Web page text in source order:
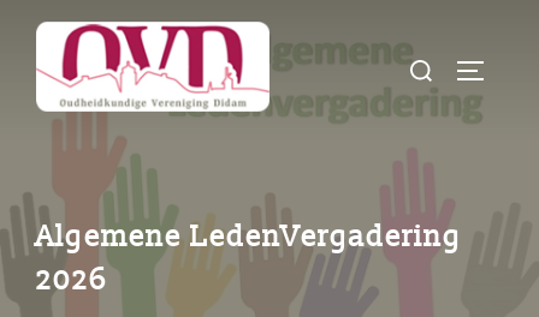
inhoud
Zoek
Algemene LedenVergadering
2026